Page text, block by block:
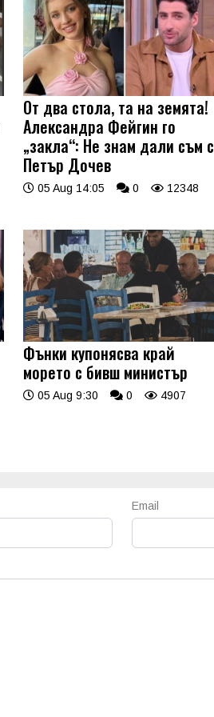
От два стола, та на земята!
Александра Фейгин го
„закла“: Не знам дали съм с
Петър Дочев
05 Aug 14:05 0 12348
Фънки купонясва край
морето с бивш министър
05 Aug 9:30 0 4907
Email